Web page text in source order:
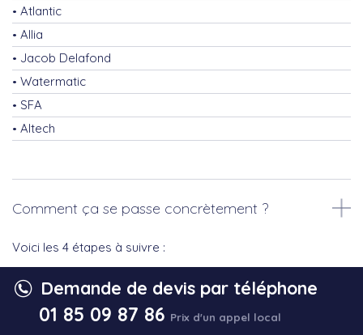
Atlantic
Allia
Jacob Delafond
Watermatic
SFA
Altech
Comment ça se passe concrètement ?
Voici les 4 étapes à suivre :
1) Prise de contact par téléphone avec un interlocuteur
dédié ou via le formulaire en ligne.
Demande de devis par téléphone
01 85 09 87 86 Prix d'un appel local